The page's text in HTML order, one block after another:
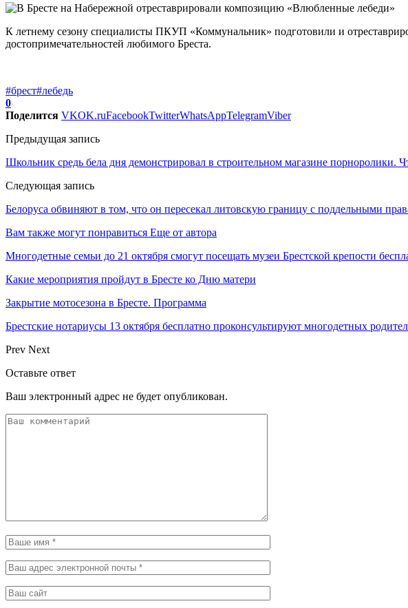
К летнему сезону специалисты ПКУП «Коммунальник» подготовили и
достопримечательностей любимого Бреста.
#брест#лебедь
0
Поделится VKOK.ruFacebookTwitterWhatsAppTelegramViber
Предыдущая запись
Школьник средь бела дня демонстрировал в строительном магазине порноролики.
Следующая запись
Белоруса обвиняют в том, что он пересекал литовскую границу с поддельными
Вам также могут понравиться Еще от автора
Многодетные семьи до 21 октября смогут посещать музеи Брестской крепости
Какие мероприятия пройдут в Бресте ко Дню матери
Закрытие мотосезона в Бресте. Программа
Брестские нотариусы 13 октября бесплатно проконсультируют многодетных
Prev Next
Оставьте ответ
Ваш электронный адрес не будет опубликован.